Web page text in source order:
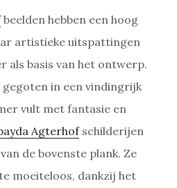
beelden hebben een hoog
artistieke uitspattingen
als basis van het ontwerp.
in een vindingrijk
vult met fantasie en
Agterhofschilderijen
de bovenste plank. Ze
moeiteloos, dankzij het